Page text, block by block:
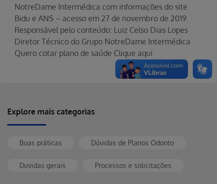
NotreDame Intermédica com informações do site
Bidu e ANS – acesso em 27 de novembro de 2019.
Responsável pelo conteúdo: Luiz Celso Dias Lopes
Diretor Técnico do Grupo NotreDame Intermédica
Quero cotar plano de saúde Clique aqui
Explore mais categorias
Boas práticas Dúvidas de Planos Odonto
Duvidas gerais Processos e solicitações